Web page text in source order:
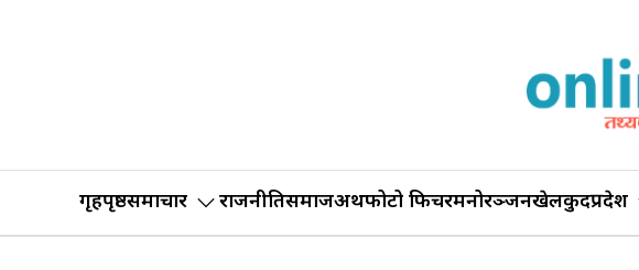
गृहपृष्ठसमाचार राजनीतिसमाजअर्थफोटो फिचरमनोरञ्जनखेलकुदप्रदेश